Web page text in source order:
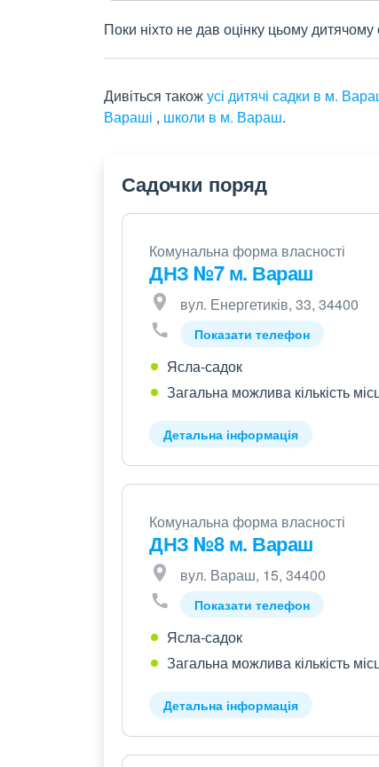
Поки ніхто не дав оцінку цьому
Дивіться такожусі дитячі садки в м.
Вараші , школи в м. Вараш.
Садочки поряд
Комунальна форма власності
ДНЗ №7 м. Вараш
вул. Енергетиків, 33, 34400
Показати телефон
Ясла-садок
Загальна можлива кількість
Детальна інформація
Комунальна форма власності
ДНЗ №8 м. Вараш
вул. Вараш, 15, 34400
Показати телефон
Ясла-садок
Загальна можлива кількість
Детальна інформація